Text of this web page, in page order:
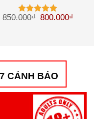
là: 375.000₫.
Được xếp
850.000₫ Giá gốc là:
800.000₫
CẢNH BÁO